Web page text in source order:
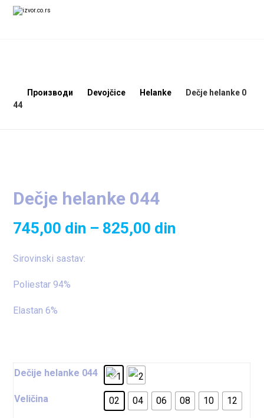
Производи Devojčice Helanke
Dečje helanke 0
44
Dečje helanke 044
745,00 din – 825,00 din
Sirovinski sastav:
Poliestar 94%
Elastan 6%
Dečije helanke 044
Veličina 02 04 06 08 10 12